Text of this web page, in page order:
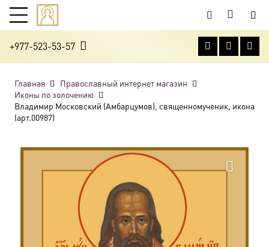
+977-523-53-57
Главная
Православный интернет магазин
Иконы по золочению
Владимир Московский (Амбарцумов), священномученик, икона
(арт.00987)